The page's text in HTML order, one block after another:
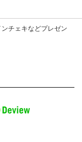
チェキなどプレゼン